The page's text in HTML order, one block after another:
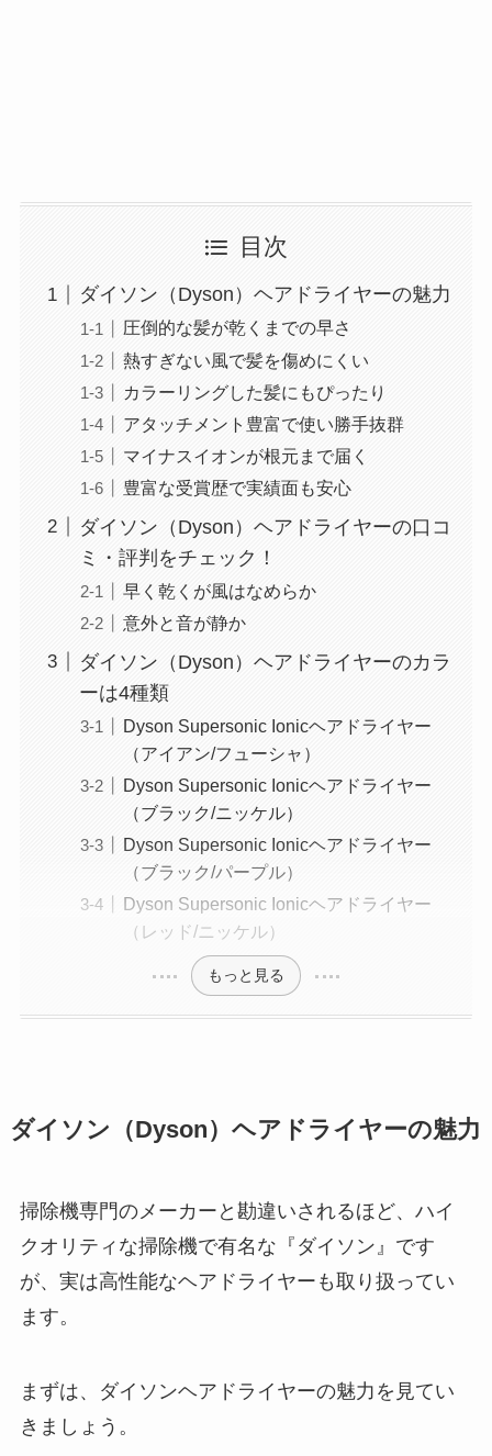
目次
ダイソン（Dyson）ヘアドライヤーの魅力
圧倒的な髪が乾くまでの早さ
熱すぎない風で髪を傷めにくい
カラーリングした髪にもぴったり
アタッチメント豊富で使い勝手抜群
マイナスイオンが根元まで届く
豊富な受賞歴で実績面も安心
ダイソン（Dyson）ヘアドライヤーの口コ
ミ・評判をチェック！
早く乾くが風はなめらか
意外と音が静か
ダイソン（Dyson）ヘアドライヤーのカラ
ーは4種類
Dyson Supersonic Ionicヘアドライヤー
（アイアン/フューシャ）
Dyson Supersonic Ionicヘアドライヤー
（ブラック/ニッケル）
Dyson Supersonic Ionicヘアドライヤー
（ブラック/パープル）
Dyson Supersonic Ionicヘアドライヤー
（レッド/ニッケル）
もっと見る
ダイソン（Dyson）ヘアドライヤーの魅力
掃除機専門のメーカーと勘違いされるほど、ハイ
クオリティな掃除機で有名な『ダイソン』です
が、実は高性能なヘアドライヤーも取り扱ってい
ます。
まずは、ダイソンヘアドライヤーの魅力を見てい
きましょう。